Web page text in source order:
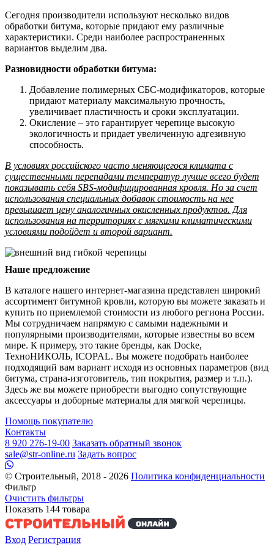
Сегодня производители используют несколько видов
обработки битума, которые придают ему различные
характеристики. Среди наиболее распространенных
вариантов выделим два.
Разновидности обработки битума:
Добавление полимерных СБС-модификаторов, которые
придают материалу максимальную прочность,
увеличивает пластичность и сроки эксплуатации.
Окисление – это гарантирует черепице высокую
экологичность и придает увеличенную адгезивную
способность.
В условиях российского часто меняющегося климата с
существенными перепадами температур лучше всего будет
показывать себя SBS-модифицированная кровля. Но за счет
использования специальных добавок стоимость на нее
превышает цену аналогичных окисленных продуктов. Для
использования на территориях с мягкими климатическими
условиями подойдет и второй вариант.
Наше предложение
В каталоге нашего интернет-магазина представлен широкий
ассортимент битумной кровли, которую вы можете заказать и
купить по приемлемой стоимости из любого региона России.
Мы сотрудничаем напрямую с самыми надежными и
популярными производителями, которые известны во всем
мире. К примеру, это такие бренды, как Docke,
ТехноНИКОЛЬ, ICOPAL. Вы можете подобрать наиболее
подходящий вам вариант исходя из основных параметров (вид
битума, страна-изготовитель, тип покрытия, размер и т.п.).
Здесь же вы можете приобрести выгодно сопутствующие
аксессуары и доборные материалы для мягкой черепицы.
Помощь покупателю
Контакты
8 920 276-19-00 Заказать обратный звонок
sale@str-online.ru Задать вопрос
© Строительный, 2018 - 2026 Политика конфиденциальности
Фильтр
Очистить фильтры
Показать 144 товара
Вход Регистрация